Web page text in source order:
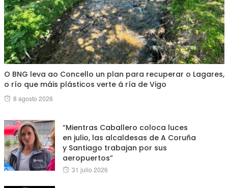
O BNG leva ao Concello un plan para recuperar o Lagares,
o río que máis plásticos verte á ría de Vigo
Posted
8 agosto 2026
“Mientras Caballero coloca luces
en julio, las alcaldesas de A Coruña
y Santiago trabajan por sus
aeropuertos”
Posted
31 julio 2026